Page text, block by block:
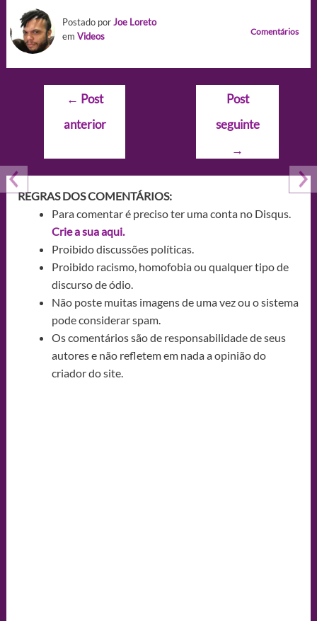
Postado porJoe Loreto
em Videos Comentários
Navegação
Post
← Post
anterior
Post
seguinte
→
REGRAS DOS COMENTÁRIOS:
Para comentar é preciso ter uma conta no Disqus.
Crie a sua aqui.
Proibido discussões políticas.
Proibido racismo, homofobia ou qualquer tipo de
discurso de ódio.
Não poste muitas imagens de uma vez ou o sistema
pode considerar spam.
Os comentários são de responsabilidade de seus
autores e não refletem em nada a opinião do
criador do site.